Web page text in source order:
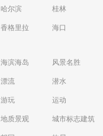
哈尔滨 桂林
香格里拉 海口
海滨海岛 风景名胜
漂流 潜水
游玩 运动
地质景观 城市标志建筑